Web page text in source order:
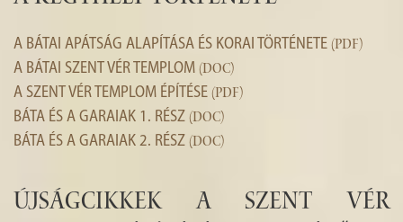
TURISZTIKA
HISTÓRIA
GALÉRIA
A BÁTAI APÁTSÁG ALAPÍTÁSA ÉS KORAI TÖRTÉNETE (PDF)
A BÁTAI SZENT VÉR TEMPLOM (DOC)
A SZENT VÉR TEMPLOM ÉPÍTÉSE (PDF)
BÁTA ÉS A GARAIAK 1. RÉSZ (DOC)
BÁTA ÉS A GARAIAK 2. RÉSZ (DOC)
Újságcikkek a Szent Vér